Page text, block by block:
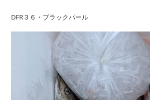
サービス案内
新艇・展示艇情報
DFR３６・ブラックパール